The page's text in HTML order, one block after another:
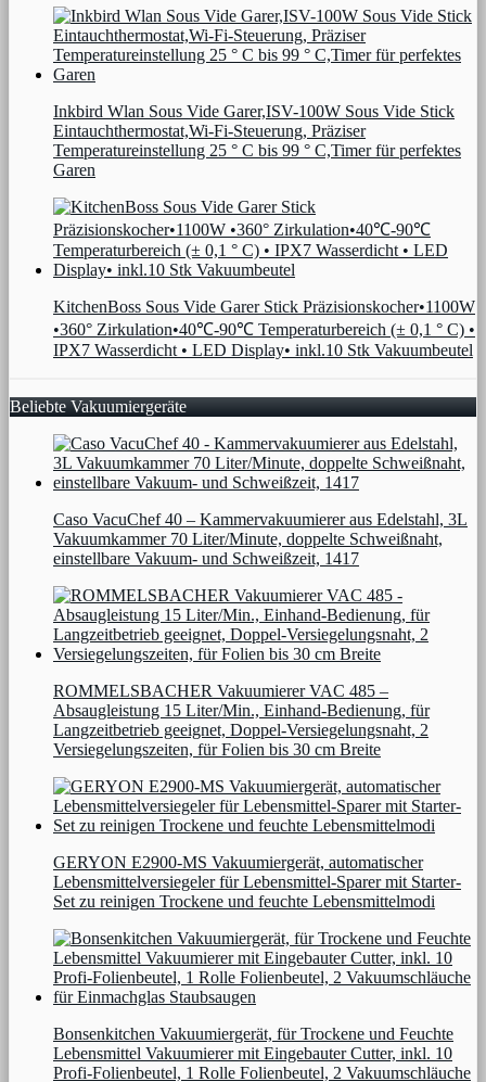
Inkbird Wlan Sous Vide Garer,ISV-100W Sous Vide Stick
Eintauchthermostat,Wi-Fi-Steuerung, Präziser
Temperatureinstellung 25 ° C bis 99 ° C,Timer für perfektes
Garen
KitchenBoss Sous Vide Garer Stick Präzisionskocher•1100W
•360° Zirkulation•40℃-90℃ Temperaturbereich (± 0,1 ° C) •
IPX7 Wasserdicht • LED Display• inkl.10 Stk Vakuumbeutel
Beliebte Vakuumiergeräte
Caso VacuChef 40 – Kammervakuumierer aus Edelstahl, 3L
Vakuumkammer 70 Liter/Minute, doppelte Schweißnaht,
einstellbare Vakuum- und Schweißzeit, 1417
ROMMELSBACHER Vakuumierer VAC 485 –
Absaugleistung 15 Liter/Min., Einhand-Bedienung, für
Langzeitbetrieb geeignet, Doppel-Versiegelungsnaht, 2
Versiegelungszeiten, für Folien bis 30 cm Breite
GERYON E2900-MS Vakuumiergerät, automatischer
Lebensmittelversiegeler für Lebensmittel-Sparer mit Starter-
Set zu reinigen Trockene und feuchte Lebensmittelmodi
Bonsenkitchen Vakuumiergerät, für Trockene und Feuchte
Lebensmittel Vakuumierer mit Eingebauter Cutter, inkl. 10
Profi-Folienbeutel, 1 Rolle Folienbeutel, 2 Vakuumschläuche